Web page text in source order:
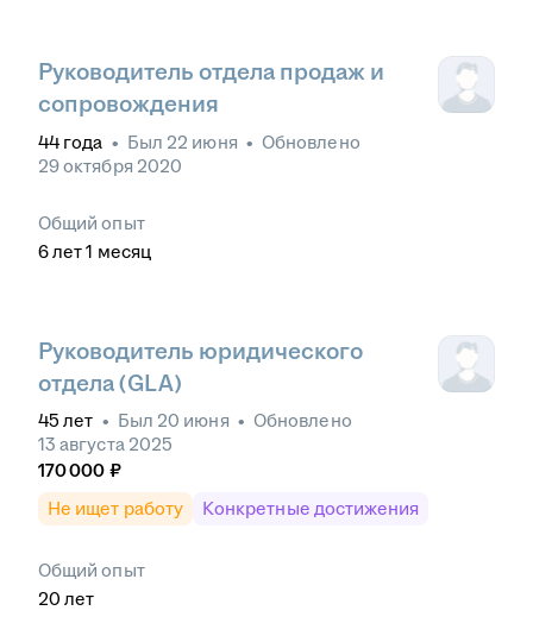
Руководитель отдела продаж и
сопровождения
44 года • Был 22 июня • Обновлено
29 октября 2020
Общий опыт
6лет 1 месяц
Руководитель юридического
отдела (GLA)
45 лет • Был 20 июня • Обновлено
13 августа 2025
170 000 ₽
Не ищет работу
Конкретные достижения
Общий опыт
20 лет